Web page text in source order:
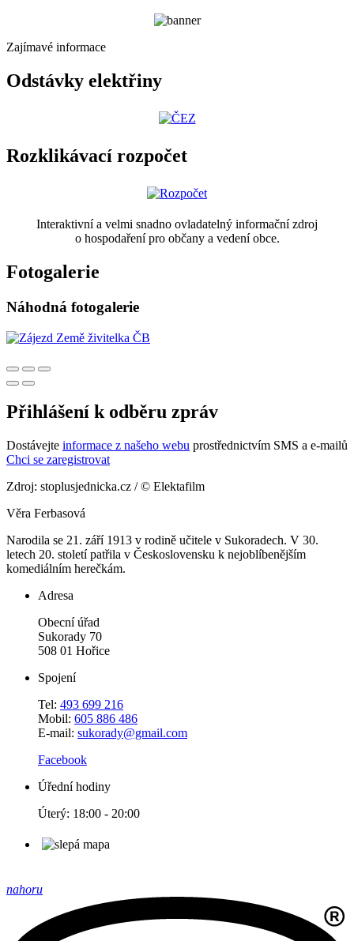
Zajímavé informace
Odstávky elektřiny
Rozklikávací rozpočet
Interaktivní a velmi snadno ovladatelný informační zdroj
o hospodaření pro občany a vedení obce.
Fotogalerie
Náhodná fotogalerie
Přihlášení k odběru zpráv
Dostávejte informace z našeho webu prostřednictvím SMS a e-mailů
Chci se zaregistrovat
Zdroj: stoplusjednicka.cz / © Elektafilm
Věra Ferbasová
Narodila se 21. září 1913 v rodině učitele v Sukoradech. V 30.
letech 20. století patřila v Československu k nejoblíbenějším
komediálním herečkám.
Adresa
Obecní úřad
Sukorady 70
508 01 Hořice
Spojení
Tel: 493 699 216
Mobil: 605 886 486
E-mail: sukorady@gmail.com
Facebook
Úřední hodiny
Úterý: 18:00 - 20:00
nahoru